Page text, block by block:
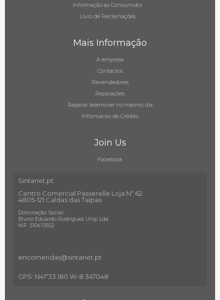
Informação ao Consumidor
Livro de Reclamações
Mais Informação
A empresa
Contactos
Revendedores
Reparações
Reparar telemóvel no mesmo dia
Informacao de Crédito
Join Us
Facebook
Sintanet.pt
Centro Comercial Passerelle Loja Nº 62
4805-121 Caldas das Taipas
Dominação Social:
Bruno Eduardo Rodrigues Unip Lda
NIF: 510413552
encomendas@sintanet .pt
GPS: N41º33.180 W-8.347048